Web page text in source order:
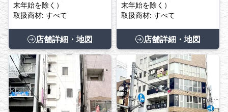
末年始を除く）
取扱商材: すべて
店舗詳細・地図
末年始を除く）
取扱商材: すべて
店舗詳細・地図